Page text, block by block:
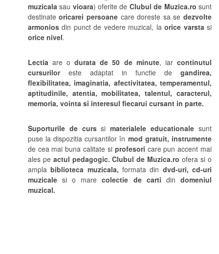
muzicalasau vioara) oferite de Clubul de Muzica.ro sunt
destinateoricarei persoane care doreste sa sedezvolte
armoniosdin punct de vedere muzical, laorice varstasi
orice nivel.
Lectiaare odurata de 50 de minute, iarcontinutul
cursuriloreste adaptat in functie de gandirea,
flexibilitatea, imaginatia, afectivitatea, temperamentul,
aptitudinile, atentia, mobilitatea, talentul, caracterul,
memoria, vointa si interesul fiecarui cursant in parte.
Suporturile de curssimaterialele educationale sunt
puse la dispozitia cursantilor în mod gratuit, instrumente
de cea mai buna calitate si profesori care pun accent mai
ales pe actul pedagogic. Clubul de Muzica.ro ofera si o
amplabiblioteca muzicala, formata din dvd-uri, cd-uri
muzicalesi o mare colectie de carti dindomeniul
muzical.